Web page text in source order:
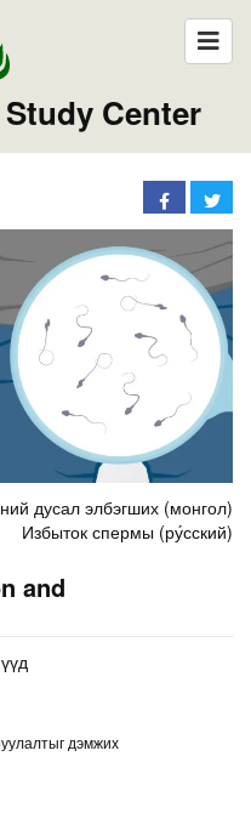
Center
дусал элбэгших (монгол)
Избыток спермы (ру́сский)
and
дэмжих